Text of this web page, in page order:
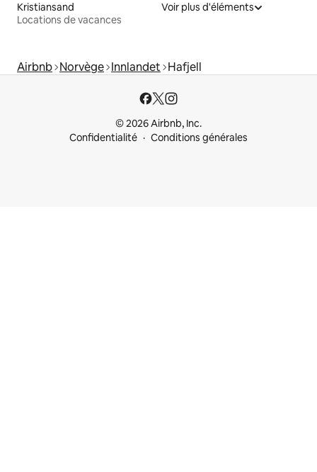
Kristiansand
Locations de vacances
Voir plus d'éléments
Airbnb Norvège Innlandet Hafjell
© 2026 Airbnb, Inc.
Confidentialité
Conditions générales